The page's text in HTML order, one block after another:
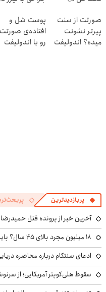
صورتت از سنت
پیرتر نشونت
میده؟ اندولیفت
پوست شل و
افتاده‌ی صورتت
رو با اندولیفت
پربازدیدترین
آخرین خبر از پرونده قتل
۱۸ میلیون مجرد بالای ۴۵ سال؟ باید نشانه‌های بحران اجتماعی را جدی گرفت
ادعای سنتکام درباره محاصره دریایی
سقوط هلی‌کوپتر آمریکایی؛ از